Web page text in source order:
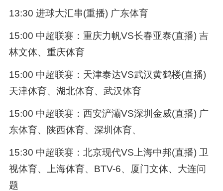
13:30 进球大汇串(重播) 广东体育
15:00 中超联赛：重庆力帆VS长春亚泰(直播) 吉
林文体、重庆体育
15:00 中超联赛：天津泰达VS武汉黄鹤楼(直播)
天津体育、湖北体育、武汉体育
15:00 中超联赛：西安浐灞VS深圳金威(直播) 广
东体育、陕西体育、深圳体育、
15:30 中超联赛：北京现代VS上海中邦(直播) 卫
视体育、上海体育、BTV-6、厦门文体、大连问
题